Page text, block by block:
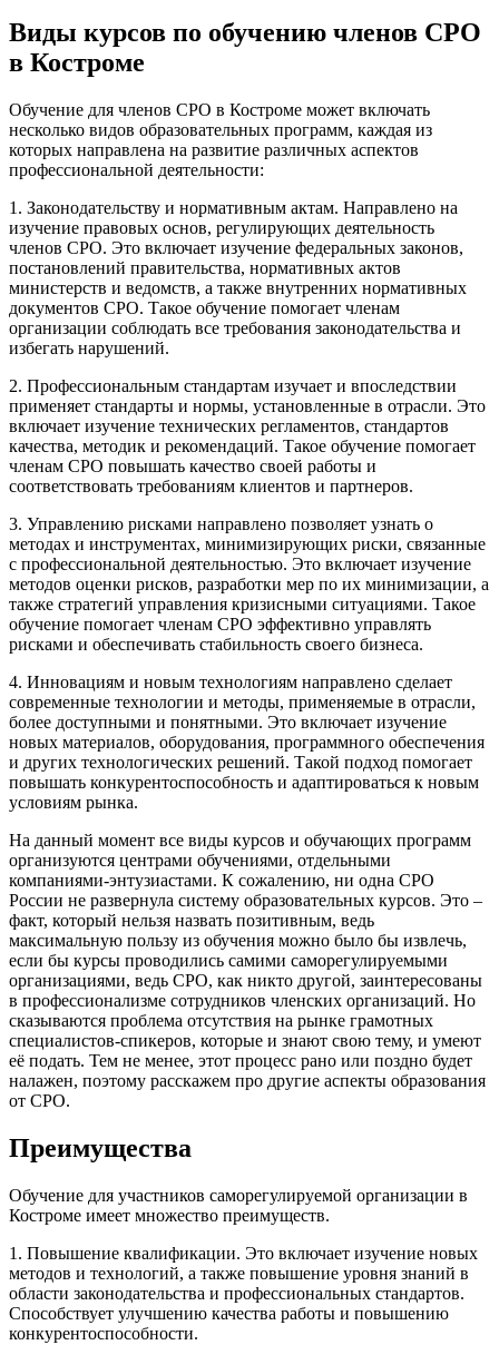
Виды курсов по обучению членов СРО
в Костроме
Обучение для членов СРО в Костроме может включать
несколько видов образовательных программ, каждая из
которых направлена на развитие различных аспектов
профессиональной деятельности:
1. Законодательству и нормативным актам. Направлено на
изучение правовых основ, регулирующих деятельность
членов СРО. Это включает изучение федеральных законов,
постановлений правительства, нормативных актов
министерств и ведомств, а также внутренних нормативных
документов СРО. Такое обучение помогает членам
организации соблюдать все требования законодательства и
избегать нарушений.
2. Профессиональным стандартам изучает и впоследствии
применяет стандарты и нормы, установленные в отрасли. Это
включает изучение технических регламентов, стандартов
качества, методик и рекомендаций. Такое обучение помогает
членам СРО повышать качество своей работы и
соответствовать требованиям клиентов и партнеров.
3. Управлению рисками направлено позволяет узнать о
методах и инструментах, минимизирующих риски, связанные
с профессиональной деятельностью. Это включает изучение
методов оценки рисков, разработки мер по их минимизации, а
также стратегий управления кризисными ситуациями. Такое
обучение помогает членам СРО эффективно управлять
рисками и обеспечивать стабильность своего бизнеса.
4. Инновациям и новым технологиям направлено сделает
современные технологии и методы, применяемые в отрасли,
более доступными и понятными. Это включает изучение
новых материалов, оборудования, программного обеспечения
и других технологических решений. Такой подход помогает
повышать конкурентоспособность и адаптироваться к новым
условиям рынка.
На данный момент все виды курсов и обучающих программ
организуются центрами обучениями, отдельными
компаниями-энтузиастами. К сожалению, ни одна СРО
России не развернула систему образовательных курсов. Это –
факт, который нельзя назвать позитивным, ведь
максимальную пользу из обучения можно было бы извлечь,
если бы курсы проводились самими саморегулируемыми
организациями, ведь СРО, как никто другой, заинтересованы
в профессионализме сотрудников членских организаций. Но
сказываются проблема отсутствия на рынке грамотных
специалистов-спикеров, которые и знают свою тему, и умеют
её подать. Тем не менее, этот процесс рано или поздно будет
налажен, поэтому расскажем про другие аспекты образования
от СРО.
Преимущества
Обучение для участников саморегулируемой организации в
Костроме имеет множество преимуществ.
1. Повышение квалификации. Это включает изучение новых
методов и технологий, а также повышение уровня знаний в
области законодательства и профессиональных стандартов.
Способствует улучшению качества работы и повышению
конкурентоспособности.